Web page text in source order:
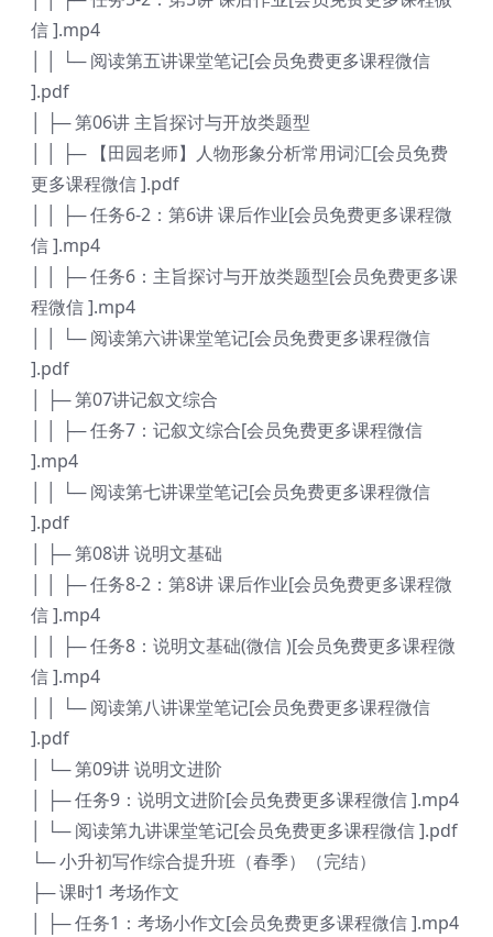
信 ].mp4
│ │ └─ 阅读第五讲课堂笔记[会员免费更多课程微信
].pdf
│ ├─ 第06讲 主旨探讨与开放类题型
│ │ ├─ 【田园老师】人物形象分析常用词汇[会员免费
更多课程微信 ].pdf
│ │ ├─ 任务6-2：第6讲 课后作业[会员免费更多课程微
信 ].mp4
│ │ ├─ 任务6：主旨探讨与开放类题型[会员免费更多课
程微信 ].mp4
│ │ └─ 阅读第六讲课堂笔记[会员免费更多课程微信
].pdf
│ ├─ 第07讲记叙文综合
│ │ ├─ 任务7：记叙文综合[会员免费更多课程微信
].mp4
│ │ └─ 阅读第七讲课堂笔记[会员免费更多课程微信
].pdf
│ ├─ 第08讲 说明文基础
│ │ ├─ 任务8-2：第8讲 课后作业[会员免费更多课程微
信 ].mp4
│ │ ├─ 任务8：说明文基础(微信 )[会员免费更多课程微
信 ].mp4
│ │ └─ 阅读第八讲课堂笔记[会员免费更多课程微信
].pdf
│ └─ 第09讲 说明文进阶
│ ├─ 任务9：说明文进阶[会员免费更多课程微信 ].mp4
│ └─ 阅读第九讲课堂笔记[会员免费更多课程微信 ].pdf
└─ 小升初写作综合提升班（春季）（完结）
├─ 课时1 考场作文
│ ├─ 任务1：考场小作文[会员免费更多课程微信 ].mp4